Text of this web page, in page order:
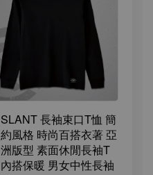
SLANT 長袖束口T恤 簡
約風格 時尚百搭衣著 亞
洲版型 素面休閒長袖T
內搭保暖 男女中性長袖